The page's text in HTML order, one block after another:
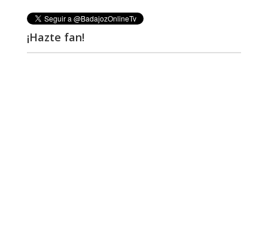
¡Hazte fan!